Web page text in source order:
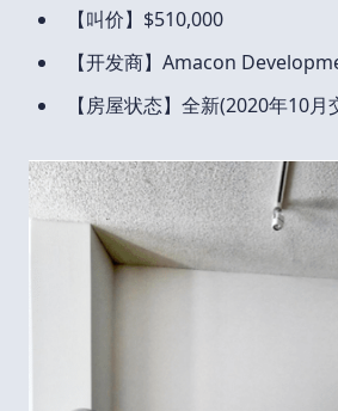
【叫价】$510,000
【开发商】Amacon
【房屋状态】全新(2020年10月